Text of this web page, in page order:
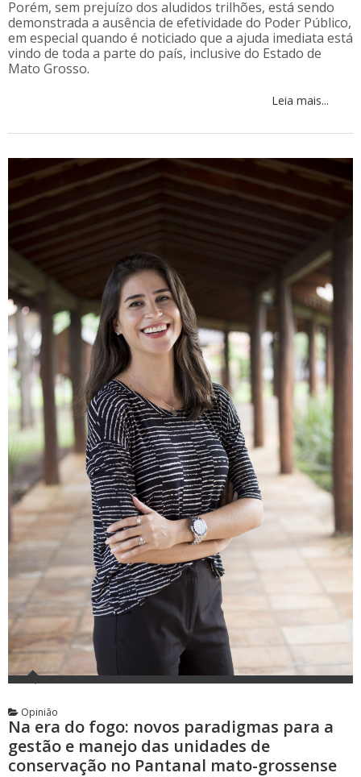
Porém, sem prejuízo dos aludidos trilhões, está sendo
demonstrada a ausência de efetividade do Poder Público,
em especial quando é noticiado que a ajuda imediata está
vindo de toda a parte do país, inclusive do Estado de
Mato Grosso.
Leia mais...
Opinião
Na era do fogo: novos paradigmas para a
gestão e manejo das unidades de
conservação no Pantanal mato-grossense